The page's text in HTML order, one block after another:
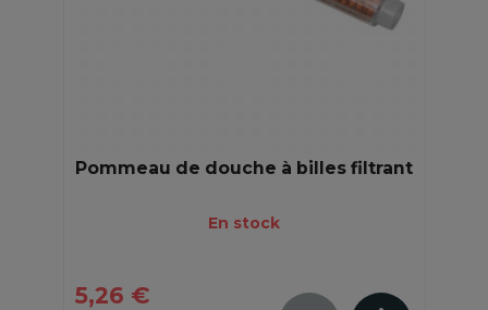
Pommeau de douche à billes filtrant
En stock
5,26 €